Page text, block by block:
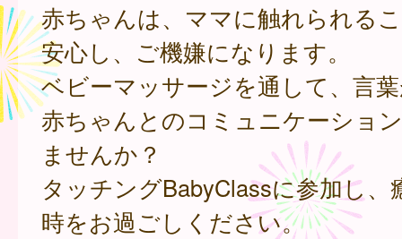
赤ちゃんは、ママに触れられる
安心し、ご機嫌になります。
ベビーマッサージを通して、言
赤ちゃんとのコミュニケーショ
ませんか？
タッチングBabyClassに参加し、
時をお過ごしください。